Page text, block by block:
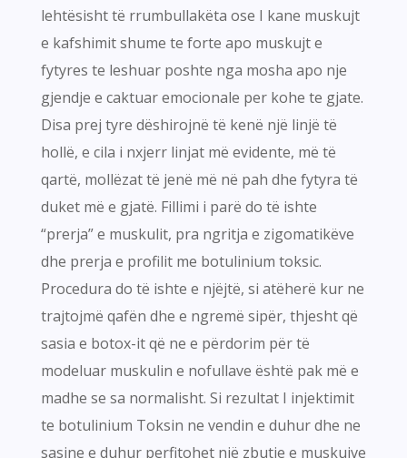
lehtësisht të rrumbullakëta ose I kane muskujt
e kafshimit shume te forte apo muskujt e
fytyres te leshuar poshte nga mosha apo nje
gjendje e caktuar emocionale per kohe te gjate.
Disa prej tyre dëshirojnë të kenë një linjë të
hollë, e cila i nxjerr linjat më evidente, më të
qartë, mollëzat të jenë më në pah dhe fytyra të
duket më e gjatë. Fillimi i parë do të ishte
“prerja” e muskulit, pra ngritja e zigomatikëve
dhe prerja e profilit me botulinium toksic.
Procedura do të ishte e njëjtë, si atëherë kur ne
trajtojmë qafën dhe e ngremë sipër, thjesht që
sasia e botox-it që ne e përdorim për të
modeluar muskulin e nofullave është pak më e
madhe se sa normalisht. Si rezultat I injektimit
te botulinium Toksin ne vendin e duhur dhe ne
sasine e duhur perfitohet një zbutje e muskujve